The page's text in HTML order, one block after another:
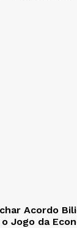
Acordo
Jogo da